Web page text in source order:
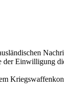
der Einwilligung